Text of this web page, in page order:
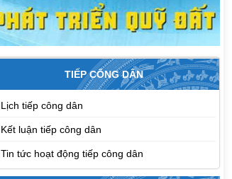
TIẾP CÔNG DÂN
Lịch tiếp công dân
Kết luận tiếp công dân
Tin tức hoạt động tiếp công dân